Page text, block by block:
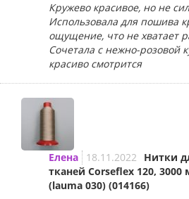
Кружево красивое, но не
Использовала для пошива
ощущение, что не хватает
Сочетала с нежно-розовой
красиво смотрится
Елена 18.11.2022
Нитки
тканей Corseflex 120,
(lauma 030) (014166)